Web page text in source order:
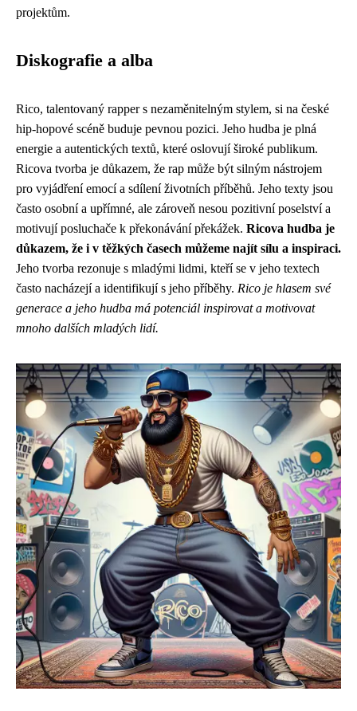
projektům.
Diskografie a alba
Rico, talentovaný rapper s nezaměnitelným stylem, si na české
hip-hopové scéně buduje pevnou pozici. Jeho hudba je plná
energie a autentických textů, které oslovují široké publikum.
Ricova tvorba je důkazem, že rap může být silným nástrojem
pro vyjádření emocí a sdílení životních příběhů. Jeho texty jsou
často osobní a upřímné, ale zároveň nesou pozitivní poselství a
motivují posluchače k překonávání překážek. Ricova hudba je
důkazem, že i v těžkých časech můžeme najít sílu a inspiraci.
Jeho tvorba rezonuje s mladými lidmi, kteří se v jeho textech
často nacházejí a identifikují s jeho příběhy. Rico je hlasem své
generace a jeho hudba má potenciál inspirovat a motivovat
mnoho dalších mladých lidí.